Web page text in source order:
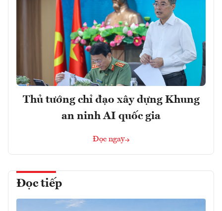
Thủ tướng chỉ đạo xây dựng Khung
an ninh AI quốc gia
Đọc ngay
Đọc tiếp